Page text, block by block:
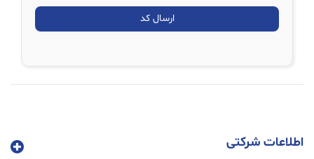
اطلاعات شرکتی